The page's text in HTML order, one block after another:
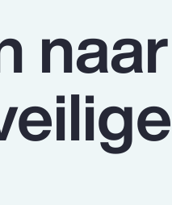
Alert
Better
the CrowdStrike
naar